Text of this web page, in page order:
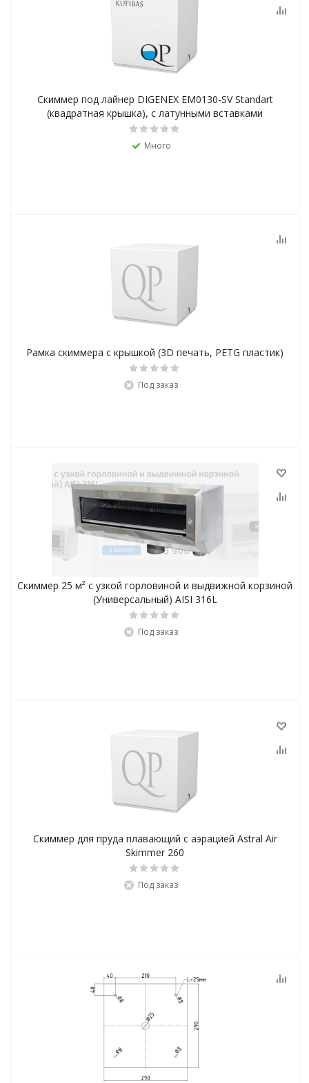
Скиммер под лайнер DIGENEX EM0130-SV Standart
(квадратная крышка), с латунными вставками
Много
Рамка скиммера с крышкой (3D печать, PETG пластик)
Под заказ
Скиммер 25 м² с узкой горловиной и выдвижной корзиной
(Универсальный) AISI 316L
Под заказ
Скиммер для пруда плавающий с аэрацией Astral Air
Skimmer 260
Под заказ